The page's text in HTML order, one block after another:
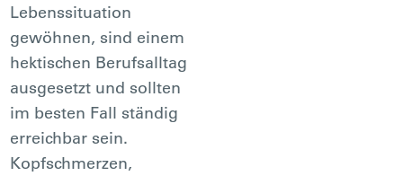
Lebenssituation
gewöhnen, sind einem
hektischen Berufsalltag
ausgesetzt und sollten
im besten Fall ständig
erreichbar sein.
Kopfschmerzen,